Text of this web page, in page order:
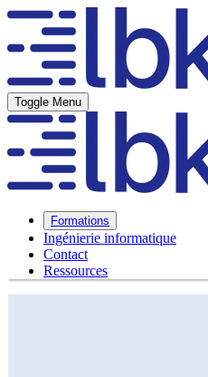
Toggle Menu
Formations
Ingénierie informatique
Contact
Ressources